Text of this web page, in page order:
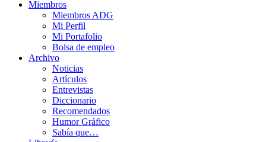
Miembros
Miembros ADG
Mi Perfil
Mi Portafolio
Bolsa de empleo
Archivo
Noticias
Artículos
Entrevistas
Diccionario
Recomendados
Humor Gráfico
Sabía que…